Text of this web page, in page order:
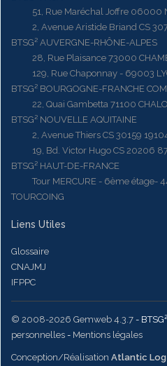
51, Rue Maréchal Joffre 06000
2, Avenue Aristide Briand CS
BTSG² AUVERGNE-RHÔNE-ALPES
28, Rue Plaisance 73000
129, Rue Chaponnay - 69003
BTSG² BOURGOGNE-FRANCHE
22, Quai Gambetta 71100
BTSG² NOUVELLE AQUITAINE
2, Avenue Thiers CS 30159 19104
19, Bd. Victor Hugo CS 20206
BTSG² HAUT-DE-FRANCE
Tour MERCURE - 6ème étage-
TOURCOING
Liens Utiles
Glossaire
CNAJMJ
IFPPC
© 2008-2026 Gemweb 4.3.7 -
personnelles - Mentions légales
Conception/Réalisation Atlantic Log